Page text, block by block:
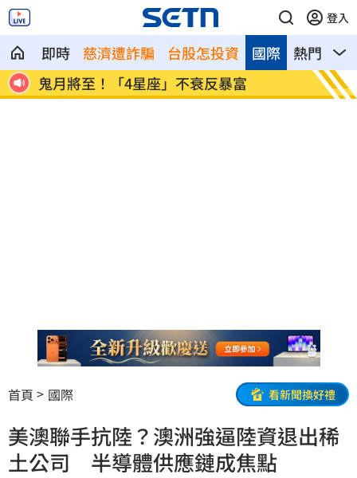
登入
即時 慈濟遭詐騙 台股怎投資 熱門 影
國際
組
鬼月將至！「4星座」不衰反暴富
女騎
眼
首頁 國際 看新聞換好禮
美澳聯手抗陸？澳洲強逼陸資退出稀
土公司 半導體供應鏈成焦點